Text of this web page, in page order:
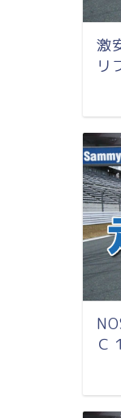
激
リ
Ｃ